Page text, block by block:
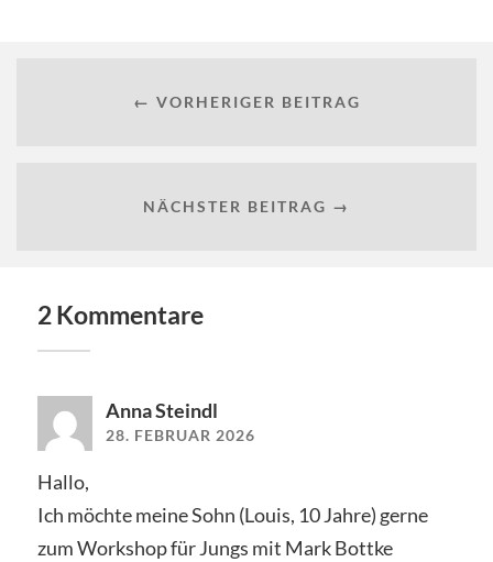
← VORHERIGER BEITRAG
NÄCHSTER BEITRAG →
2 Kommentare
Anna Steindl
28. FEBRUAR 2026
Hallo,
Ich möchte meine Sohn (Louis, 10 Jahre) gerne
zum Workshop für Jungs mit Mark Bottke